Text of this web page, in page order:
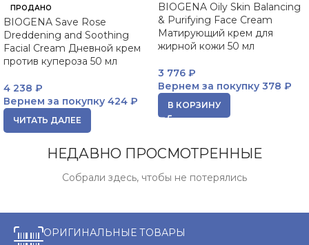
ПРОДАНО
BIOGENA Save Rose
Dreddening and Soothing
Facial Cream Дневной крем
против купероза 50 мл
4 238 ₽
Вернем за покупку 424 ₽
ЧИТАТЬ ДАЛЕЕ
BIOGENA Oily Skin Balancing
& Purifying Face Cream
Матирующий крем для
жирной кожи 50 мл
3 776 ₽
Вернем за покупку 378 ₽
В КОРЗИНУ
НЕДАВНО ПРОСМОТРЕННЫЕ
Собрали здесь, чтобы не потерялись
ОРИГИНАЛЬНЫЕ ТОВАРЫ